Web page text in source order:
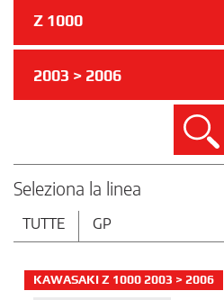
Z 1000
2003 > 2006
Cerca
Seleziona la linea
TUTTE GP
KAWASAKI Z 1000 2003 > 2006